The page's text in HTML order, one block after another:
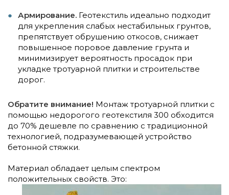
Армирование. Геотекстиль идеально подходит
для укрепления слабых нестабильных грунтов,
препятствует обрушению откосов, снижает
повышенное поровое давление грунта и
минимизирует вероятность просадок при
укладке тротуарной плитки и строительстве
дорог.
Обратите внимание! Монтаж тротуарной плитки с
помощью недорогого геотекстиля 300 обходится
до 70% дешевле по сравнению с традиционной
технологией, подразумевающей устройство
бетонной стяжки.
Материал обладает целым спектром
положительных свойств. Это: